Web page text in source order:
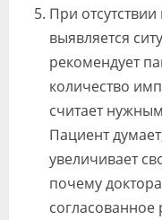
При
выявляется
рекомендует
количество
считает
Пациент
увеличивает
почему
согласованное